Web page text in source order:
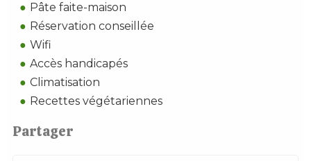
Pâte faite-maison
Réservation conseillée
Wifi
Accès handicapés
Climatisation
Recettes végétariennes
Partager